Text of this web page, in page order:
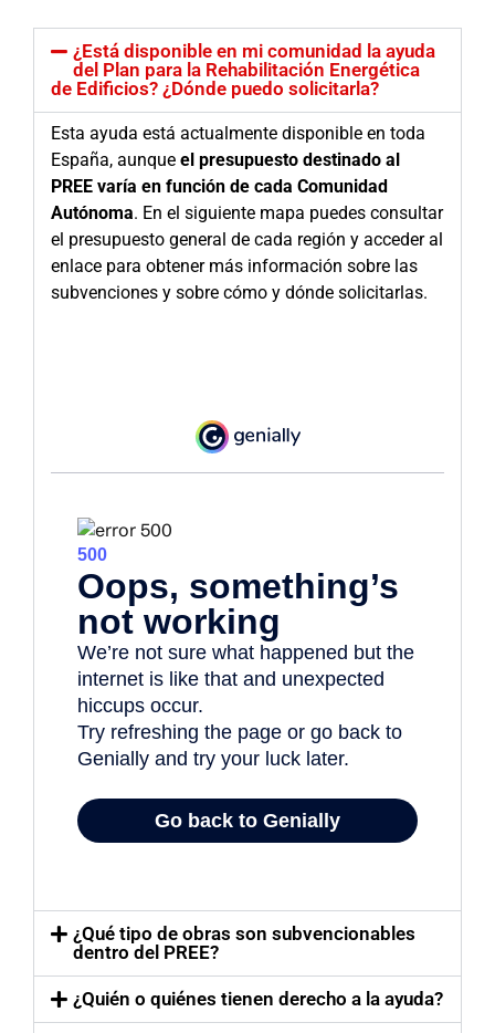
¿Está disponible en mi comunidad la ayuda
del Plan para la Rehabilitación Energética
de Edificios? ¿Dónde puedo solicitarla?
Esta ayuda está actualmente disponible en toda
España, aunque el presupuesto destinado al
PREE varía en función de cada Comunidad
Autónoma. En el siguiente mapa puedes consultar
el presupuesto general de cada región y acceder al
enlace para obtener más información sobre las
subvenciones y sobre cómo y dónde solicitarlas.
¿Qué tipo de obras son subvencionables
dentro del PREE?
¿Quién o quiénes tienen derecho a la ayuda?